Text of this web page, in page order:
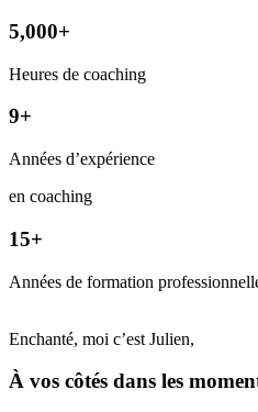
5,000+
Heures de coaching
9+
Années d’expérience
en coaching
15+
Années de formation
Enchanté, moi c’est Julien,
À vos côtés dans les